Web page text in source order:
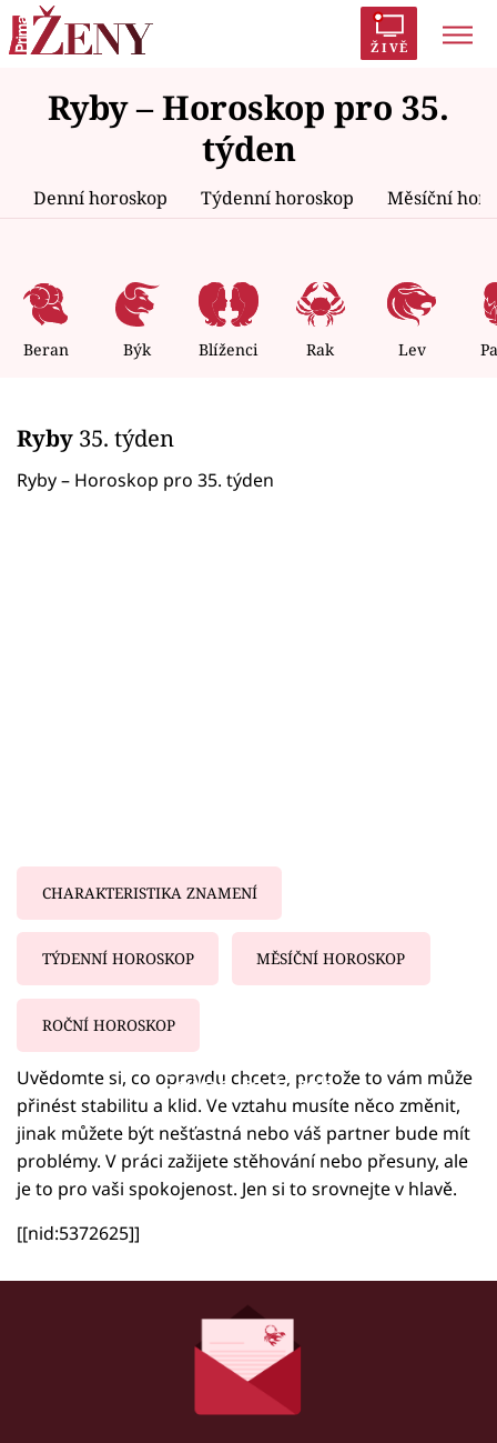
ŽIVĚ
Trendy: Polabí Inspekce Prostřeno!
AYTO?
Proměny
Témata
Celebrity
Seriály
Sledujte nás
Ryby – Horoskop pro 35.
týden
Denní horoskop Týdenní horoskop Měsíční
Beran Býk Blíženci Rak Lev
Ryby 35. týden
Ryby – Horoskop pro 35. týden
CHARAKTERISTIKA ZNAMENÍ
TÝDENNÍ HOROSKOP MĚSÍČNÍ HOROSKOP
ROČNÍ HOROSKOP
Failed to fetch
Uvědomte si, co opravdu chcete, protože to vám může
přinést stabilitu a klid. Ve vztahu musíte něco změnit,
jinak můžete být nešťastná nebo váš partner bude mít
problémy. V práci zažijete stěhování nebo přesuny, ale
je to pro vaši spokojenost. Jen si to srovnejte v hlavě.
[[nid:5372625]]